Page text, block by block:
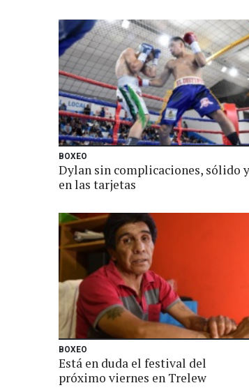
BOXEO
Dylan sin complicaciones, sólido y
en las tarjetas
BOXEO
Está en duda el festival del
próximo viernes en Trelew